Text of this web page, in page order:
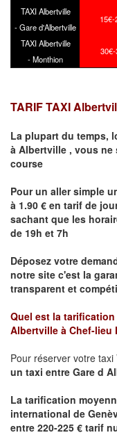
TAXI Albertville
- Gare d'Albertville
15€-
TAXI Albertville
- Monthion
TARIF TAXI
La plupart du temps,
à Albertville , vous ne
course
Pour un aller simple
à 1.90 € en tarif de
sachant que les
de 19h et 7h
Déposez votre
notre site c'est la
transparent et
Quel est la
Albertville à Chef-lieu
Pour réserver votre
un taxi entre Gare d
La tarification
international de
entre 220-225 € tarif